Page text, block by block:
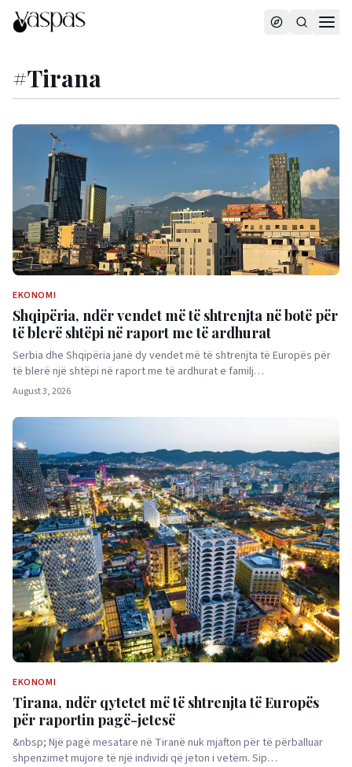
#Tirana
EKONOMI
Shqipëria, ndër vendet më të shtrenjta në botë për
të blerë shtëpi në raport me të ardhurat
Serbia dhe Shqipëria janë dy vendet më të shtrenjta të Europës për
të blerë një shtëpi në raport me të ardhurat e familj…
August 3, 2026
EKONOMI
Tirana, ndër qytetet më të shtrenjta të Europës
për raportin pagë-jetesë
&nbsp; Një pagë mesatare në Tiranë nuk mjafton për të përballuar
shpenzimet mujore të një individi që jeton i vetëm. Sip…